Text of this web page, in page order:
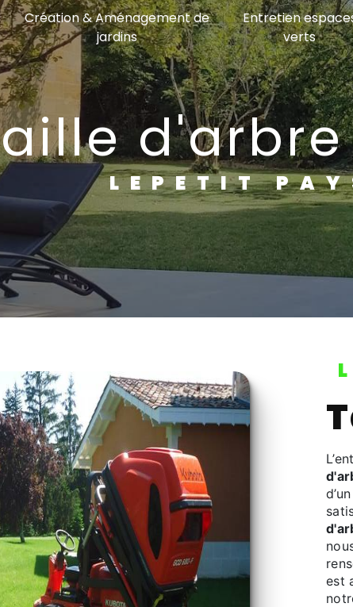
Création & Aménagement de
jardins
Entretien
verts
Taille
LEPETIT
est